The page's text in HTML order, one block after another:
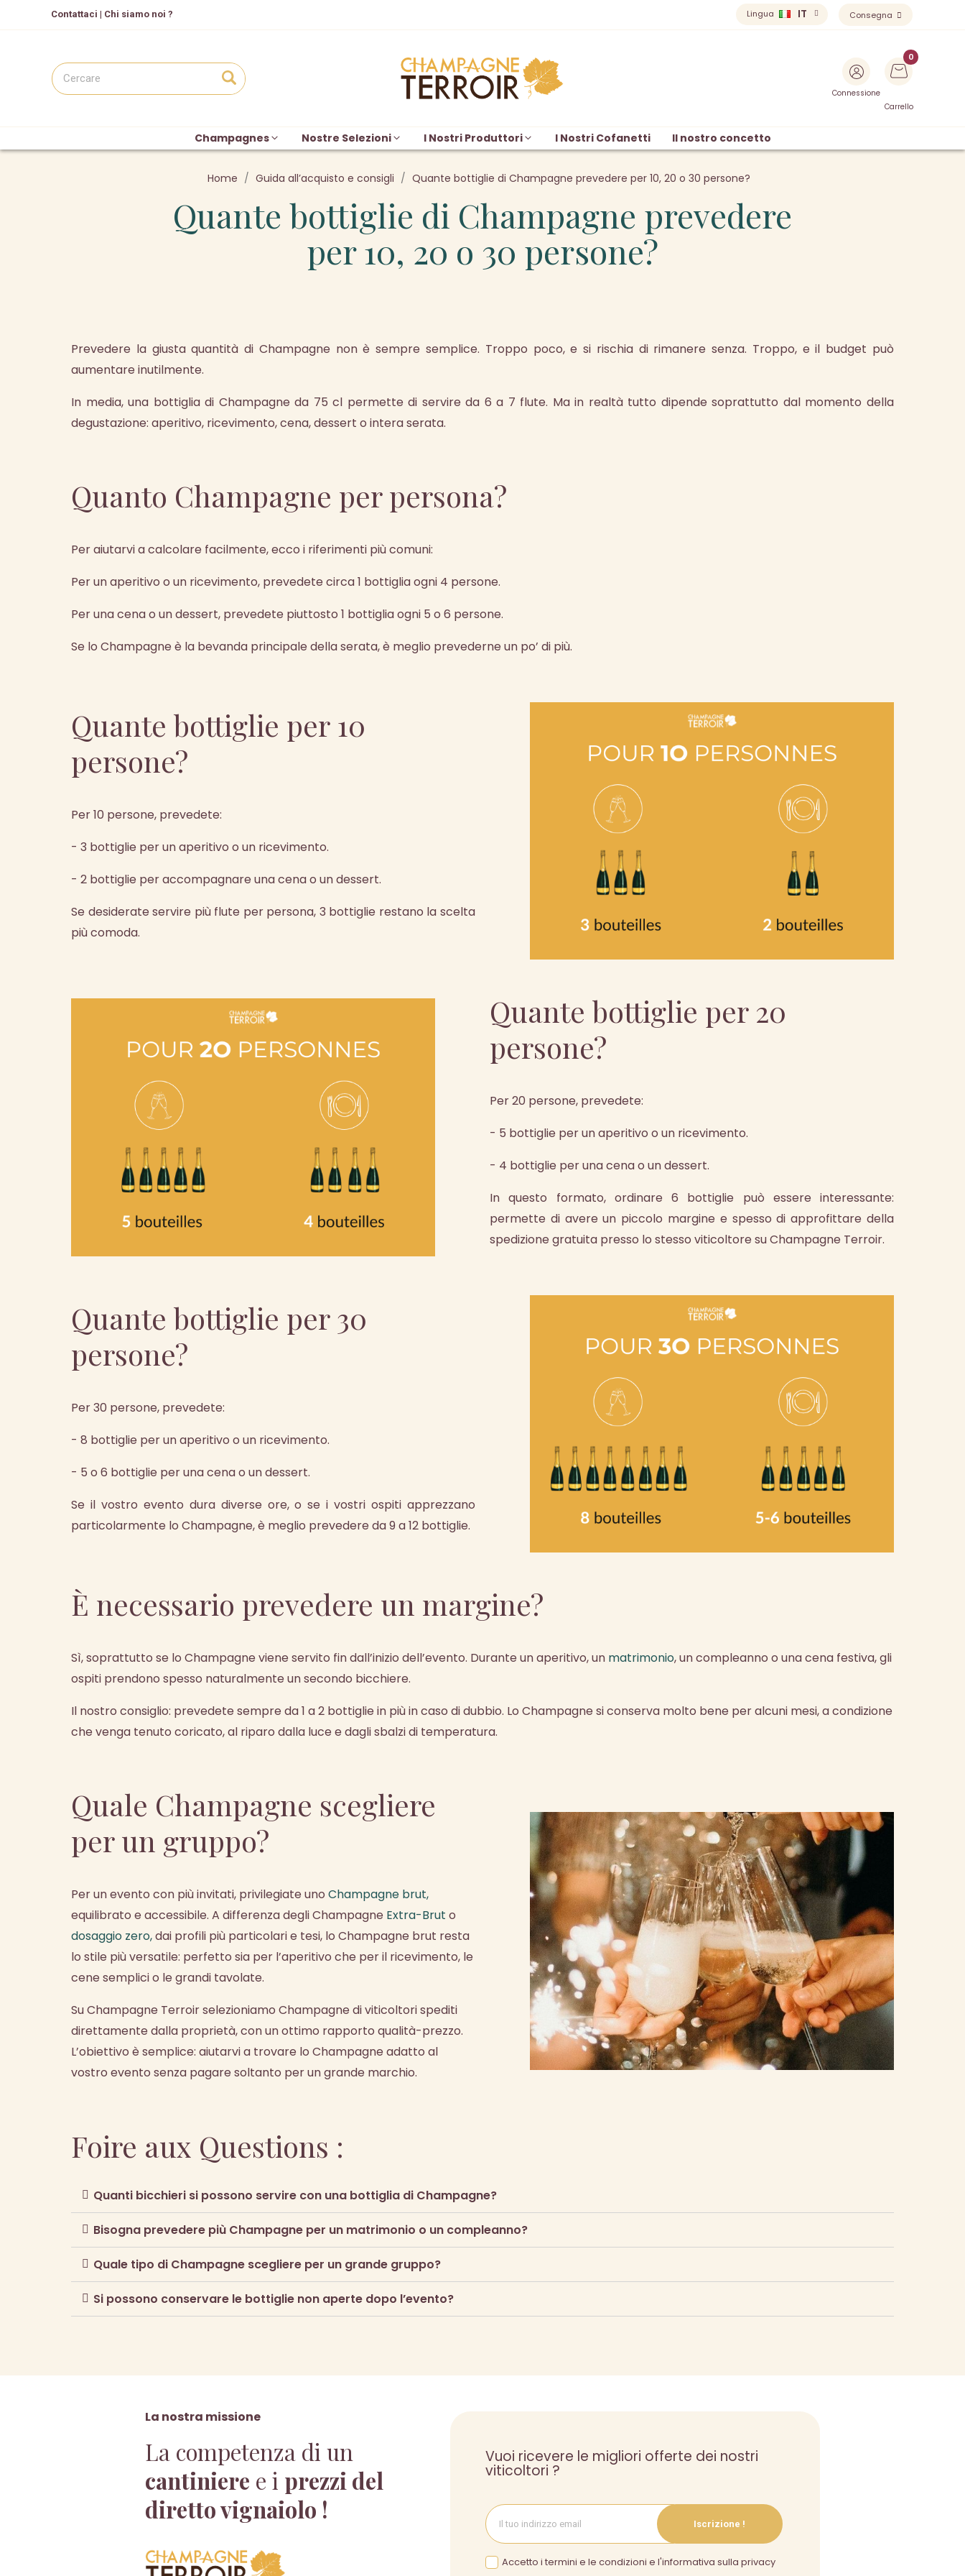
Contattaci | Chi siamo noi ? Lingua IT Consegna
Connessione
Carrello
Champagnes Nostre Selezioni I Nostri Produttori I Nostri Cofanetti Il nostro concetto
Home Guida all’acquisto e consigli Quante bottiglie di Champagne prevedere per 10, 20 o 30 persone?
Quante bottiglie di Champagne prevedere
per 10, 20 o 30 persone?
Prevedere la giusta quantità di Champagne non è sempre semplice. Troppo poco, e si rischia di rimanere senza. Troppo, e il budget può
aumentare inutilmente.
In media, una bottiglia di Champagne da 75 cl permette di servire da 6 a 7 flute. Ma in realtà tutto dipende soprattutto dal momento della
degustazione: aperitivo, ricevimento, cena, dessert o intera serata.
Quanto Champagne per persona?
Per aiutarvi a calcolare facilmente, ecco i riferimenti più comuni:
Per un aperitivo o un ricevimento, prevedete circa 1 bottiglia ogni 4 persone.
Per una cena o un dessert, prevedete piuttosto 1 bottiglia ogni 5 o 6 persone.
Se lo Champagne è la bevanda principale della serata, è meglio prevederne un po’ di più.
Quante bottiglie per 10
persone?
Per 10 persone, prevedete:
- 3 bottiglie per un aperitivo o un ricevimento.
- 2 bottiglie per accompagnare una cena o un dessert.
Se desiderate servire più flute per persona, 3 bottiglie restano la scelta
più comoda.
Quante bottiglie per 20
persone?
Per 20 persone, prevedete:
- 5 bottiglie per un aperitivo o un ricevimento.
- 4 bottiglie per una cena o un dessert.
In questo formato, ordinare 6 bottiglie può essere interessante:
permette di avere un piccolo margine e spesso di approfittare della
spedizione gratuita presso lo stesso viticoltore su Champagne Terroir.
Quante bottiglie per 30
persone?
Per 30 persone, prevedete:
- 8 bottiglie per un aperitivo o un ricevimento.
- 5 o 6 bottiglie per una cena o un dessert.
Se il vostro evento dura diverse ore, o se i vostri ospiti apprezzano
particolarmente lo Champagne, è meglio prevedere da 9 a 12 bottiglie.
È necessario prevedere un margine?
Sì, soprattutto se lo Champagne viene servito fin dall’inizio dell’evento. Durante un aperitivo, un matrimonio, un compleanno o una cena festiva, gli
ospiti prendono spesso naturalmente un secondo bicchiere.
Il nostro consiglio: prevedete sempre da 1 a 2 bottiglie in più in caso di dubbio. Lo Champagne si conserva molto bene per alcuni mesi, a condizione
che venga tenuto coricato, al riparo dalla luce e dagli sbalzi di temperatura.
Quale Champagne scegliere
per un gruppo?
Per un evento con più invitati, privilegiate uno Champagne brut,
equilibrato e accessibile. A differenza degli Champagne Extra-Brut o
dosaggio zero,dai profili più particolari e tesi, lo Champagne brut resta
lo stile più versatile: perfetto sia per l’aperitivo che per il ricevimento, le
cene semplici o le grandi tavolate.
Su Champagne Terroir selezioniamo Champagne di viticoltori spediti
direttamente dalla proprietà, con un ottimo rapporto qualità-prezzo.
L’obiettivo è semplice: aiutarvi a trovare lo Champagne adatto al
vostro evento senza pagare soltanto per un grande marchio.
Foire aux Questions :
Quanti bicchieri si possono servire con una bottiglia di Champagne?
Bisogna prevedere più Champagne per un matrimonio o un compleanno?
Quale tipo di Champagne scegliere per un grande gruppo?
Si possono conservare le bottiglie non aperte dopo l’evento?
La nostra missione
La competenza di un
cantiniere e i prezzi del
diretto vignaiolo !
Vuoi ricevere le migliori offerte dei nostri
viticoltori ?
Iscrizione !
Accetto i termini e le condizioni e l'informativa sulla privacy